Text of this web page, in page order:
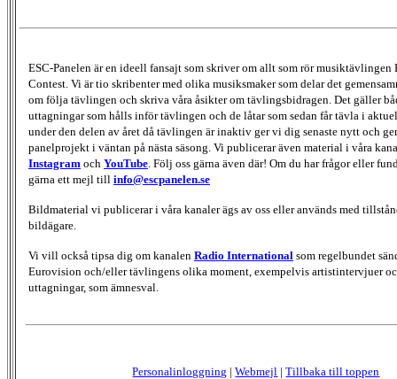
ESC-Panelen är en ideell fansajt som skriver om allt som rör musiktävlingen
Contest. Vi är tio skribenter med olika musiksmaker som delar det
om följa tävlingen och skriva våra åsikter om tävlingsbidragen. Det gäller
uttagningar som hålls inför tävlingen och de låtar som sedan får tävla i
under den delen av året då tävlingen är inaktiv ger vi dig senaste nytt och
panelprojekt i väntan på nästa säsong. Vi publicerar även material i våra
Instagram och YouTube . Följ oss gärna även där! Om du har frågor eller
gärna ett mejl till info@escpanelen.se
Bildmaterial vi publicerar i våra kanaler ägs av oss eller används med
bildägare.
Vi vill också tipsa dig om kanalen Radio International som regelbundet
Eurovision och/eller tävlingens olika moment, exempelvis artistintervjuer
uttagningar, som ämnesval.
Personalinloggning |Webmejl |Tillbaka till toppen